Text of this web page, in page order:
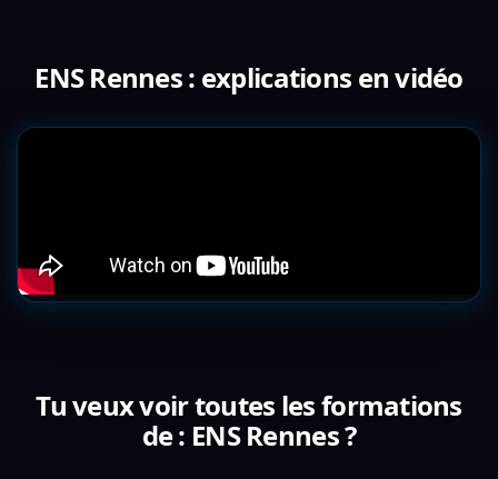
ENS Rennes : explications en vidéo
Tu veux voir toutes les formations
de : ENS Rennes ?